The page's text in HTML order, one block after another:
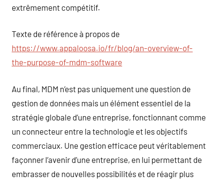
extrêmement compétitif.
Texte de référence à propos de
https://www.appaloosa.io/fr/blog/an-overview-of-
the-purpose-of-mdm-software
Au final, MDM n’est pas uniquement une question de
gestion de données mais un élément essentiel de la
stratégie globale d’une entreprise, fonctionnant comme
un connecteur entre la technologie et les objectifs
commerciaux. Une gestion efficace peut véritablement
façonner l’avenir d’une entreprise, en lui permettant de
embrasser de nouvelles possibilités et de réagir plus